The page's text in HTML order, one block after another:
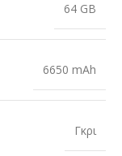
64 GB
6650 mAh
Γκρι